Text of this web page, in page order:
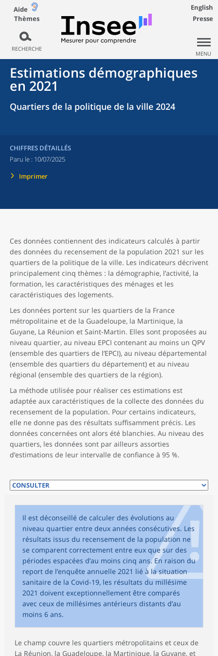
Aide
Thèmes
RECHERCHE
English
Presse
MENU
Estimations démographiques
en 2021
Quartiers de la politique de la ville 2024
CHIFFRES DÉTAILLÉS
Paru le : 10/07/2025
Imprimer
Ces données contiennent des indicateurs calculés à partir
des données du recensement de la population 2021 sur les
quartiers de la politique de la ville. Les indicateurs décrivent
principalement cinq thèmes : la démographie, l’activité, la
formation, les caractéristiques des ménages et les
caractéristiques des logements.
Les données portent sur les quartiers de la France
métropolitaine et de la Guadeloupe, la Martinique, la
Guyane, La Réunion et Saint-Martin. Elles sont proposées au
niveau quartier, au niveau EPCI contenant au moins un QPV
(ensemble des quartiers de l’EPCI), au niveau départemental
(ensemble des quartiers du département) et au niveau
régional (ensemble des quartiers de la région).
La méthode utilisée pour réaliser ces estimations est
adaptée aux caractéristiques de la collecte des données du
recensement de la population. Pour certains indicateurs,
elle ne donne pas des résultats suffisamment précis. Les
données concernées ont alors été blanchies. Au niveau des
quartiers, les données sont par ailleurs assorties
d’estimations de leur intervalle de confiance à 95 %.
Il est déconseillé de calculer des évolutions au
niveau quartier entre deux années consécutives. Les
résultats issus du recensement de la population ne
se comparent correctement entre eux que sur des
périodes espacées d’au moins cinq ans. En raison du
report de l’enquête annuelle 2021 lié à la situation
sanitaire de la Covid-19, les résultats du millésime
2021 doivent exceptionnellement être comparés
avec ceux de millésimes antérieurs distants d’au
moins 6 ans.
Le champ couvre les quartiers métropolitains et ceux de
La Réunion, la Guadeloupe, la Martinique, la Guyane, et